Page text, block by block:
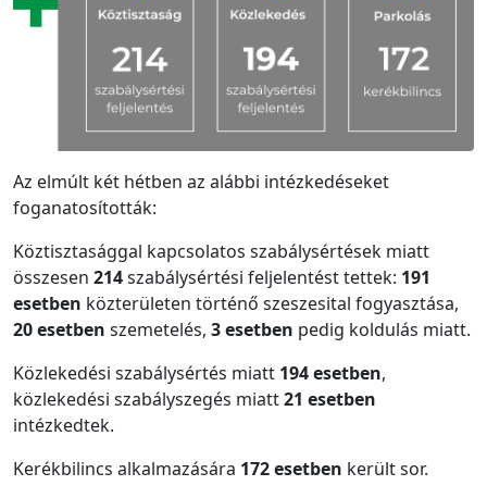
Az elmúlt két hétben az alábbi intézkedéseket
foganatosították:
Köztisztasággal kapcsolatos szabálysértések miatt
összesen 214szabálysértési feljelentést tettek: 191
esetben közterületen történő szeszesital fogyasztása,
20 esetben szemetelés, 3 esetben pedig koldulás miatt.
Közlekedési szabálysértés miatt 194 esetben,
közlekedési szabályszegés miatt21 esetben
intézkedtek.
Kerékbilincs alkalmazására 172 esetben került sor.